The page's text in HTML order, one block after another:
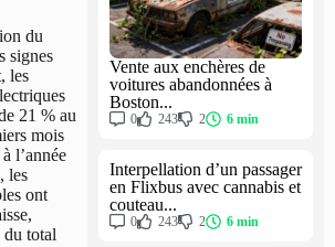
du
signes
les
21 % au
mois
l’année
les
ont
du total
Vente aux enchères de
voitures abandonnées à
Boston...
0 243 2 6 min
Interpellation d’un passager
en Flixbus avec cannabis et
couteau...
0 243 2 6 min